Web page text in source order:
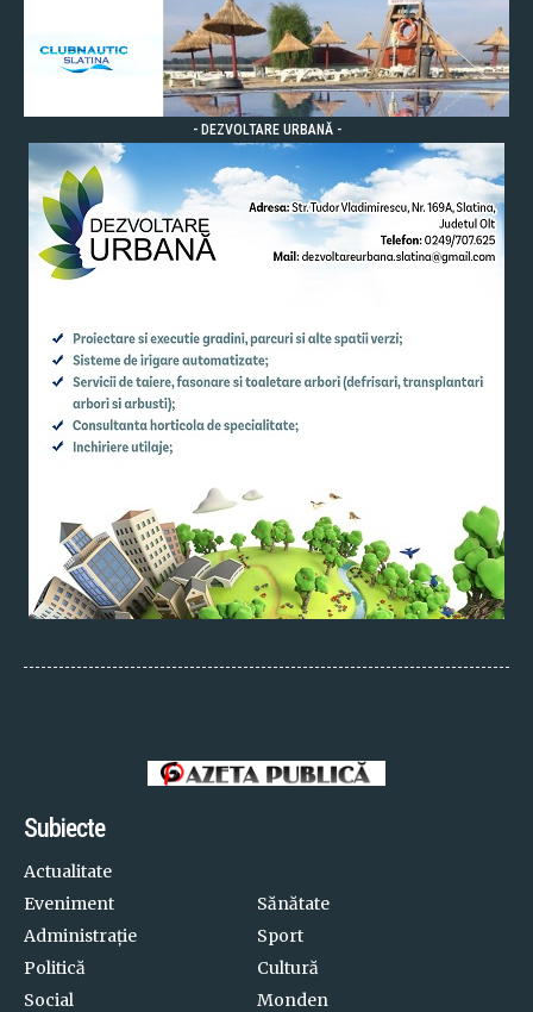
- DEZVOLTARE URBANĂ -
Subiecte
Actualitate
Eveniment
Administrație
Politică
Social
Sănătate
Sport
Cultură
Monden